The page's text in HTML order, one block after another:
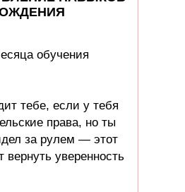
обучения
тебе, если у тебя
права, но ты
за рулем — этот
вернуть уверенность